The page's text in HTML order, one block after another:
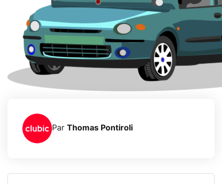
Par Thomas Pontiroli